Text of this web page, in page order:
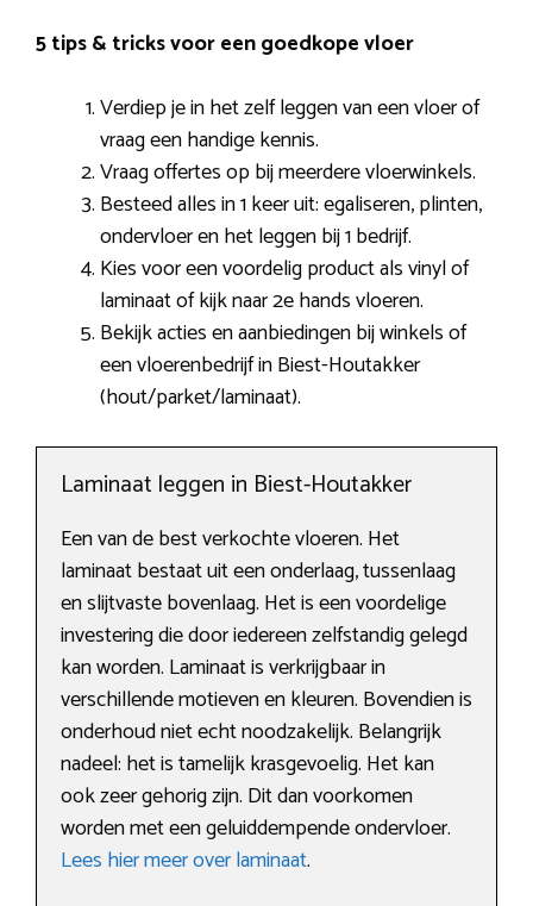
5 tips & tricks voor een goedkope vloer
Verdiep je in het zelf leggen van een vloer of
vraag een handige kennis.
Vraag offertes op bij meerdere vloerwinkels.
Besteed alles in 1 keer uit: egaliseren, plinten,
ondervloer en het leggen bij 1 bedrijf.
Kies voor een voordelig product als vinyl of
laminaat of kijk naar 2e hands vloeren.
Bekijk acties en aanbiedingen bij winkels of
een vloerenbedrijf in Biest-Houtakker
(hout/parket/laminaat).
Laminaat leggen in Biest-Houtakker
Een van de best verkochte vloeren. Het
laminaat bestaat uit een onderlaag, tussenlaag
en slijtvaste bovenlaag. Het is een voordelige
investering die door iedereen zelfstandig gelegd
kan worden. Laminaat is verkrijgbaar in
verschillende motieven en kleuren. Bovendien is
onderhoud niet echt noodzakelijk. Belangrijk
nadeel: het is tamelijk krasgevoelig. Het kan
ook zeer gehorig zijn. Dit dan voorkomen
worden met een geluiddempende ondervloer.
Lees hier meer over laminaat.